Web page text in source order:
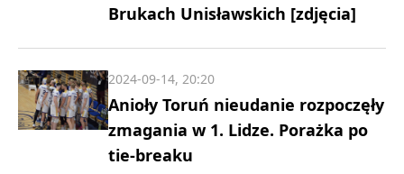
Brukach Unisławskich [zdjęcia]
Anioły Toruń nieudanie rozpoczęły
zmagania w 1. Lidze. Porażka po
tie-breaku
2024-09-14, 20:20